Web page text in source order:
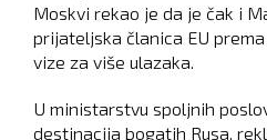
Moskvi rekao je da je čak i
prijateljska članica EU
vize za više ulazaka.
U ministarstvu spoljnih
destinacija bogatih Rusa,